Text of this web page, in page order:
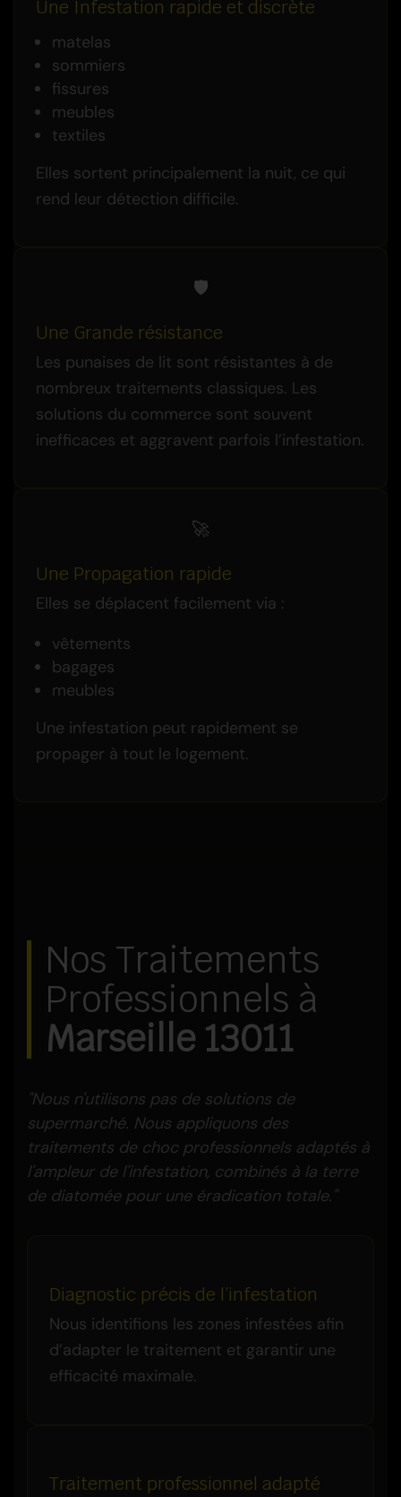
Une Infestation rapide et discrète
matelas
sommiers
fissures
meubles
textiles
Elles sortent principalement la nuit, ce qui
rend leur détection difficile.
🛡️
Une Grande résistance
Les punaises de lit sont résistantes à de
nombreux traitements classiques. Les
solutions du commerce sont souvent
inefficaces et aggravent parfois l’infestation.
🚀
Une Propagation rapide
Elles se déplacent facilement via :
vêtements
bagages
meubles
Une infestation peut rapidement se
propager à tout le logement.
Nos Traitements
Professionnels à
Marseille 13011
"Nous n'utilisons pas de solutions de
supermarché. Nous appliquons des
traitements de choc professionnels adaptés à
l'ampleur de l'infestation, combinés à la terre
de diatomée pour une éradication totale."
Diagnostic précis de l’infestation
Nous identifions les zones infestées afin
d’adapter le traitement et garantir une
efficacité maximale.
Traitement professionnel adapté